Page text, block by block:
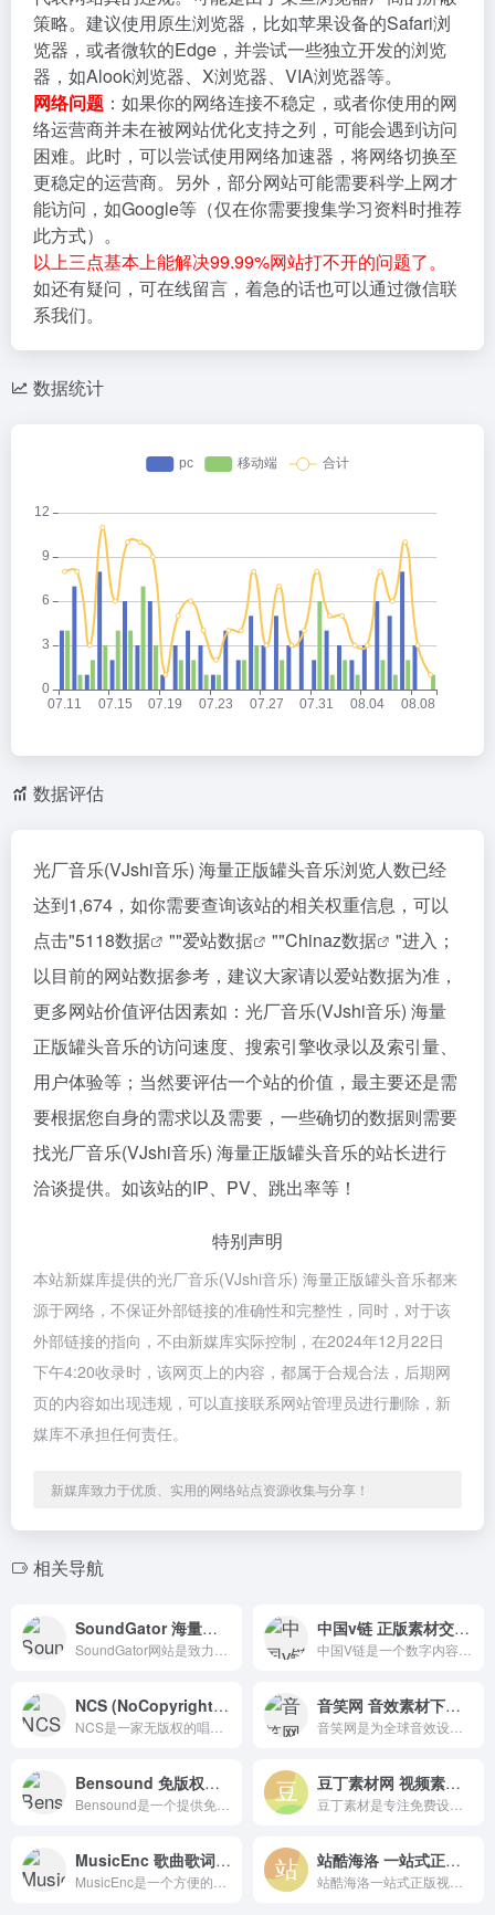
策略。建议使用原生浏览器，比如苹果设备的Safari浏
览器，或者微软的Edge，并尝试一些独立开发的浏览
器，如Alook浏览器、X浏览器、VIA浏览器等。
网络问题 ：如果你的网络连接不稳定，或者你使用的网
络运营商并未在被网站优化支持之列，可能会遇到访问
困难。此时，可以尝试使用网络加速器，将网络切换至
更稳定的运营商。另外，部分网站可能需要科学上网才
能访问，如Google等（仅在你需要搜集学习资料时推荐
此方式）。
以上三点基本上能解决99.99%网站打不开的问题了。
如还有疑问，可在线留言，着急的话也可以通过微信联
系我们。
数据统计
数据评估
光厂音乐(VJshi音乐) 海量正版罐头音乐浏览人数已经
达到1,674，如你需要查询该站的相关权重信息，可以
点击"5118数据 ""爱站数据 ""Chinaz数据
"进入；
以目前的网站数据参考，建议大家请以爱站数据为准，
更多网站价值评估因素如：光厂音乐(VJshi音乐) 海量
正版罐头音乐的访问速度、搜索引擎收录以及索引量、
用户体验等；当然要评估一个站的价值，最主要还是需
要根据您自身的需求以及需要，一些确切的数据则需要
找光厂音乐(VJshi音乐) 海量正版罐头音乐的站长进行
洽谈提供。如该站的IP、PV、跳出率等！
特别声明
本站新媒库提供的光厂音乐(VJshi音乐) 海量正版罐头音乐都来
源于网络，不保证外部链接的准确性和完整性，同时，对于该
外部链接的指向，不由新媒库实际控制，在2024年12月22日
下午4:20收录时，该网页上的内容，都属于合规合法，后期网
页的内容如出现违规，可以直接联系网站管理员进行删除，新
媒库不承担任何责任。
新媒库致力于优质、实用的网络站点资源收集与分享！
相关导航
SoundGator 海量自然音效素材免费下载平台 中国v链 正版素材交易一站式的知识产权服务
NCS (NoCopyrightSounds) 音笑网 音效素材下载平台
Bensound 免版权免费音乐下载网站 豆丁素材网 视频素材平面设计资源下载
MusicEnc 歌曲歌词搜索引擎 站酷海洛 一站式正版视觉内容平台